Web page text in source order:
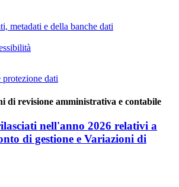
metadati e della banche dati
dati
di revisione amministrativa e contabile
nell'anno 2026 relativi a
di gestione e Variazioni di